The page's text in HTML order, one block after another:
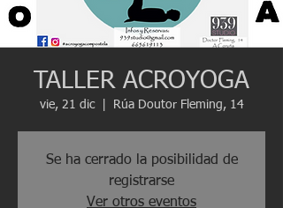
TALLER ACROYOGA
vie, 21 dic
  |
Rúa Doutor Fleming, 14
Se ha cerrado la posibilidad de
registrarse
Ver otros eventos